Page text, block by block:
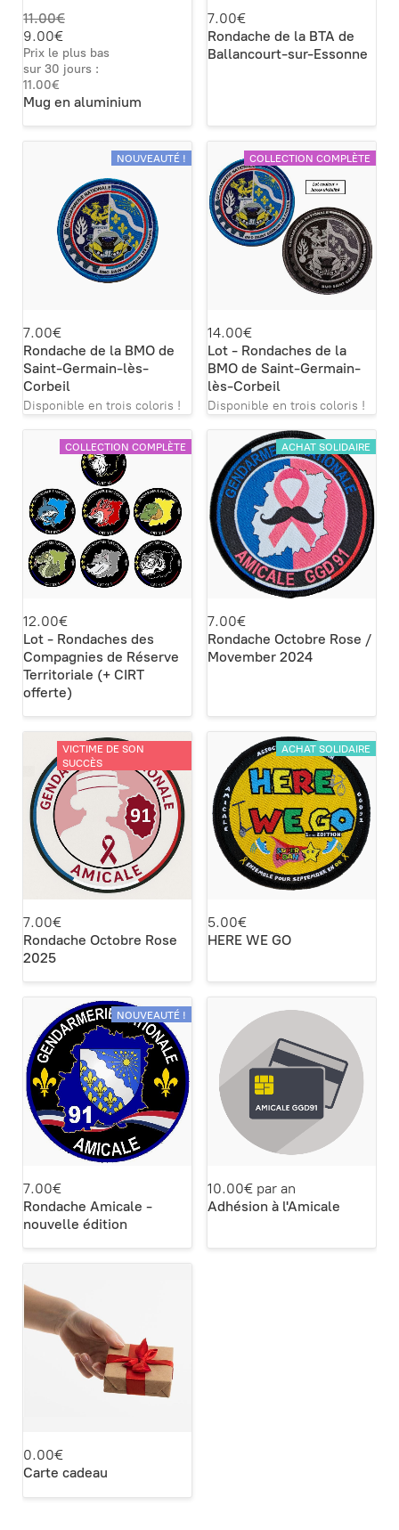
11.00€
9.00€
Prix le plus bas
sur 30 jours :
11.00€
Mug en aluminium
7.00€
Rondache de la BTA de
Ballancourt-sur-Essonne
NOUVEAUTÉ !
7.00€
Rondache de la BMO de
Saint-Germain-lès-
Corbeil
Disponible en trois coloris !
COLLECTION COMPLÈTE
14.00€
Lot - Rondaches de la
BMO de Saint-Germain-
lès-Corbeil
Disponible en trois coloris !
COLLECTION COMPLÈTE
12.00€
Lot - Rondaches des
Compagnies de Réserve
Territoriale (+ CIRT
offerte)
ACHAT SOLIDAIRE
7.00€
Rondache Octobre Rose /
Movember 2024
VICTIME DE SON
SUCCÈS
7.00€
Rondache Octobre Rose
2025
ACHAT SOLIDAIRE
5.00€
HERE WE GO
NOUVEAUTÉ !
7.00€
Rondache Amicale -
nouvelle édition
10.00€ par an
Adhésion à l'Amicale
0.00€
Carte cadeau